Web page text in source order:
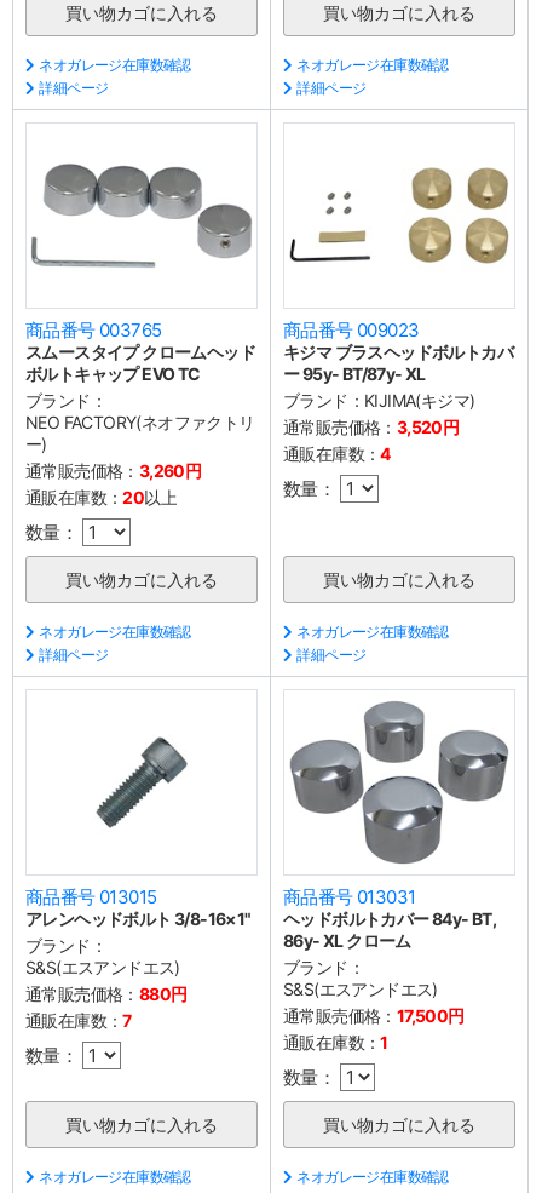
ネオガレージ在庫数確認
詳細ページ
ネオガレージ在庫数確認
詳細ページ
商品番号 003765
スムースタイプ クロームヘッド
ボルトキャップ EVO TC
ブランド：
NEO FACTORY(ネオファクトリ
ー)
通常販売価格： 3,260円
通販在庫数：20以上
数量：
ネオガレージ在庫数確認
詳細ページ
商品番号 009023
キジマ ブラスヘッドボルトカバ
ー 95y- BT/87y- XL
ブランド： KIJIMA(キジマ)
通常販売価格： 3,520円
通販在庫数：4
数量：
ネオガレージ在庫数確認
詳細ページ
商品番号 013015
アレンヘッドボルト 3/8-16×1"
ブランド：
S&S(エスアンドエス)
通常販売価格： 880円
通販在庫数：7
数量：
ネオガレージ在庫数確認
商品番号 013031
ヘッドボルトカバー 84y- BT,
86y- XL クローム
ブランド：
S&S(エスアンドエス)
通常販売価格： 17,500円
通販在庫数：1
数量：
ネオガレージ在庫数確認